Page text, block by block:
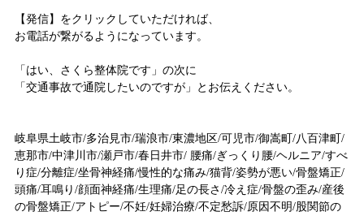
【発信】をクリックしていただければ、
お電話が繋がるようになっています。
「はい、さくら整体院です」の次に
「交通事故で通院したいのですが」とお伝えください。
岐阜県土岐市/多治見市/瑞浪市/東濃地区/可児市/御嵩町/八百津町/
恵那市/中津川市/瀬戸市/春日井市/ 腰痛/ぎっくり腰/ヘルニア/すべ
り症/分離症/坐骨神経痛/慢性的な痛み/猫背/姿勢が悪い/骨盤矯正/
頭痛/耳鳴り/顔面神経痛/生理痛/足の長さ/冷え症/骨盤の歪み/産後
の骨盤矯正/アトピー/不妊/妊婦治療/不定愁訴/原因不明/股関節の